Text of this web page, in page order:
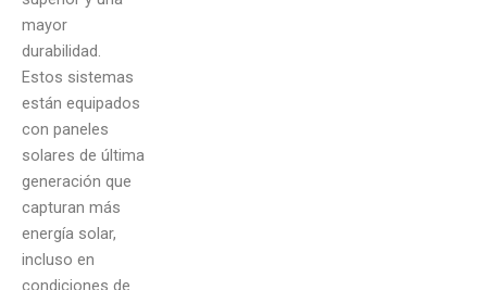
mayor
durabilidad.
Estos sistemas
están equipados
con paneles
solares de última
generación que
capturan más
energía solar,
incluso en
condiciones de